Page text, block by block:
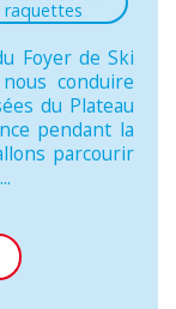
raquettes
Foyer de Ski
conduire
du Plateau
pendant la
parcourir